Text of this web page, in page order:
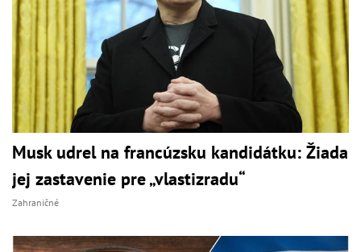
Musk udrel na francúzsku kandidátku: Žiada
jej zastavenie pre „vlastizradu“
Zahraničné